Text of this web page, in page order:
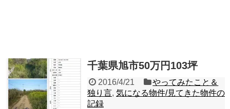
千葉県旭市50万円103坪
2016/4/21
やってみたこと＆
独り言, 気になる物件/見てきた物件の
記録